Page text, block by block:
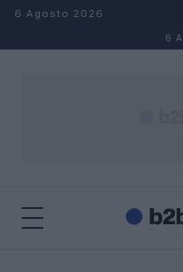
Salta al contenuto
6 Agosto 2026
6